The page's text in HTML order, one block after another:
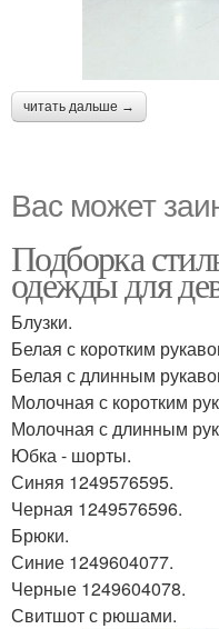
читать дальше →
Вас может
Подборка
одежды для
Блузки.
Белая с коротким
Белая с длинным
Молочная с коротким
Молочная с длинным
Юбка - шорты.
Синяя 1249576595.
Черная 1249576596.
Брюки.
Синие 1249604077.
Черные 1249604078.
Свитшот с рюшами.